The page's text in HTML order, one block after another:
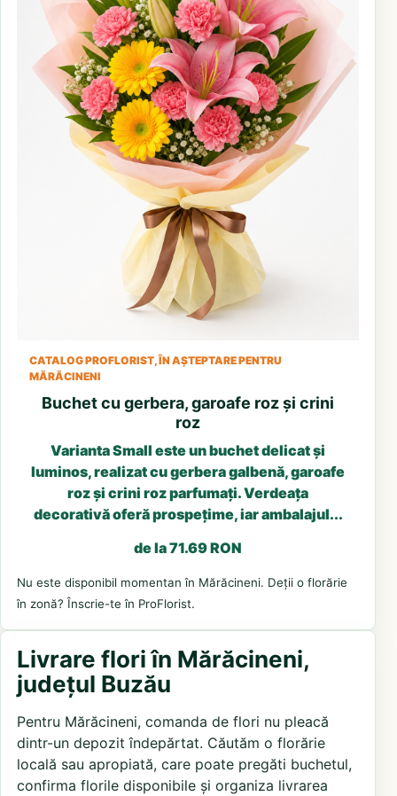
CATALOG PROFLORIST, ÎN AȘTEPTARE PENTRU
MĂRĂCINENI
Buchet cu gerbera, garoafe roz și crini
roz
Varianta Small este un buchet delicat și
luminos, realizat cu gerbera galbenă, garoafe
roz și crini roz parfumați. Verdeața
decorativă oferă prospețime, iar ambalajul...
de la 71.69 RON
Nu este disponibil momentan în Mărăcineni. Deții o florărie
în zonă? Înscrie-te în ProFlorist.
Livrare flori în Mărăcineni,
județul Buzău
Pentru Mărăcineni, comanda de flori nu pleacă
dintr-un depozit îndepărtat. Căutăm o florărie
locală sau apropiată, care poate pregăti buchetul,
confirma florile disponibile și organiza livrarea